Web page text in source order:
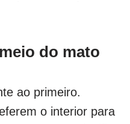
do mato
ao primeiro.
o interior para